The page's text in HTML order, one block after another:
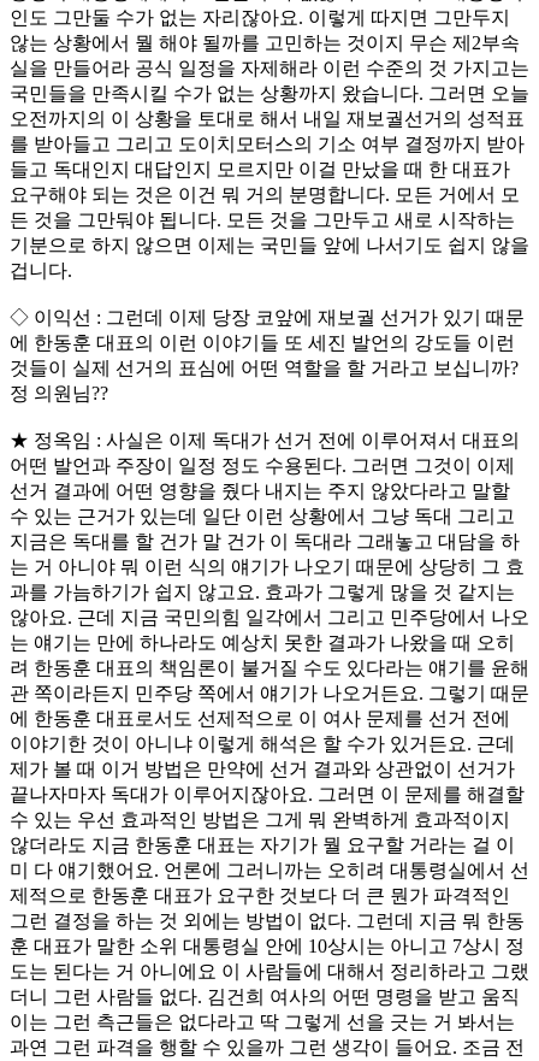
인도 그만둘 수가 없는 자리잖아요. 이렇게 따지면 그만두지
않는 상황에서 뭘 해야 될까를 고민하는 것이지 무슨 제2부속
실을 만들어라 공식 일정을 자제해라 이런 수준의 것 가지고는
국민들을 만족시킬 수가 없는 상황까지 왔습니다. 그러면 오늘
오전까지의 이 상황을 토대로 해서 내일 재보궐선거의 성적표
를 받아들고 그리고 도이치모터스의 기소 여부 결정까지 받아
들고 독대인지 대답인지 모르지만 이걸 만났을 때 한 대표가
요구해야 되는 것은 이건 뭐 거의 분명합니다. 모든 거에서 모
든 것을 그만둬야 됩니다. 모든 것을 그만두고 새로 시작하는
기분으로 하지 않으면 이제는 국민들 앞에 나서기도 쉽지 않을
겁니다.
◇ 이익선 : 그런데 이제 당장 코앞에 재보궐 선거가 있기 때문
에 한동훈 대표의 이런 이야기들 또 세진 발언의 강도들 이런
것들이 실제 선거의 표심에 어떤 역할을 할 거라고 보십니까?
정 의원님??
★ 정옥임 : 사실은 이제 독대가 선거 전에 이루어져서 대표의
어떤 발언과 주장이 일정 정도 수용된다. 그러면 그것이 이제
선거 결과에 어떤 영향을 줬다 내지는 주지 않았다라고 말할
수 있는 근거가 있는데 일단 이런 상황에서 그냥 독대 그리고
지금은 독대를 할 건가 말 건가 이 독대라 그래놓고 대담을 하
는 거 아니야 뭐 이런 식의 얘기가 나오기 때문에 상당히 그 효
과를 가늠하기가 쉽지 않고요. 효과가 그렇게 많을 것 같지는
않아요. 근데 지금 국민의힘 일각에서 그리고 민주당에서 나오
는 얘기는 만에 하나라도 예상치 못한 결과가 나왔을 때 오히
려 한동훈 대표의 책임론이 불거질 수도 있다라는 얘기를 윤해
관 쪽이라든지 민주당 쪽에서 얘기가 나오거든요. 그렇기 때문
에 한동훈 대표로서도 선제적으로 이 여사 문제를 선거 전에
이야기한 것이 아니냐 이렇게 해석은 할 수가 있거든요. 근데
제가 볼 때 이거 방법은 만약에 선거 결과와 상관없이 선거가
끝나자마자 독대가 이루어지잖아요. 그러면 이 문제를 해결할
수 있는 우선 효과적인 방법은 그게 뭐 완벽하게 효과적이지
않더라도 지금 한동훈 대표는 자기가 뭘 요구할 거라는 걸 이
미 다 얘기했어요. 언론에 그러니까는 오히려 대통령실에서 선
제적으로 한동훈 대표가 요구한 것보다 더 큰 뭔가 파격적인
그런 결정을 하는 것 외에는 방법이 없다. 그런데 지금 뭐 한동
훈 대표가 말한 소위 대통령실 안에 10상시는 아니고 7상시 정
도는 된다는 거 아니에요 이 사람들에 대해서 정리하라고 그랬
더니 그런 사람들 없다. 김건희 여사의 어떤 명령을 받고 움직
이는 그런 측근들은 없다라고 딱 그렇게 선을 긋는 거 봐서는
과연 그런 파격을 행할 수 있을까 그런 생각이 들어요. 조금 전